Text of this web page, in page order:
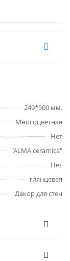
249*500 мм.
Многоцветная
Нет
"ALMA ceramica"
Нет
глянцевая
Декор для стен